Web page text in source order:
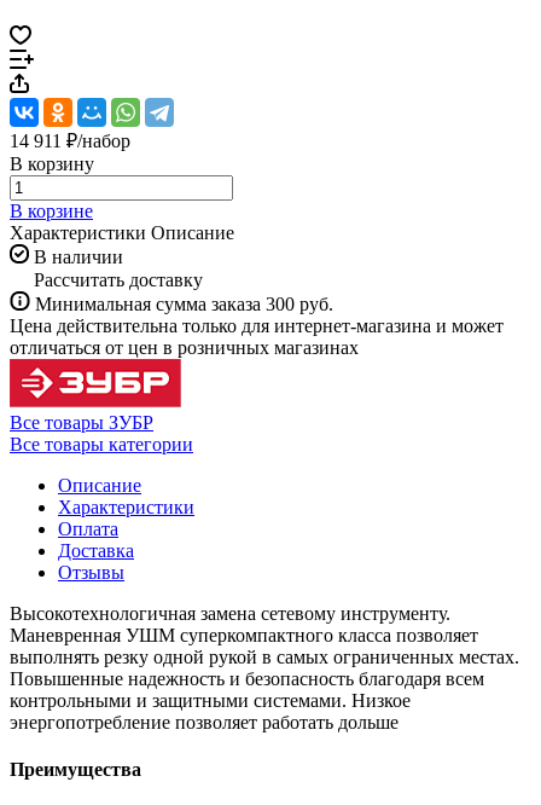
14 911 ₽/набор
В корзину
В корзине
Характеристики Описание
В наличии
Рассчитать доставку
Минимальная сумма заказа 300 руб.
Цена действительна только для интернет-магазина и может
отличаться от цен в розничных магазинах
Все товары ЗУБР
Все товары категории
Описание
Характеристики
Оплата
Доставка
Отзывы
Высокотехнологичная замена сетевому инструменту.
Маневренная УШМ суперкомпактного класса позволяет
выполнять резку одной рукой в самых ограниченных местах.
Повышенные надежность и безопасность благодаря всем
контрольными и защитными системами. Низкое
энергопотребление позволяет работать дольше
Преимущества